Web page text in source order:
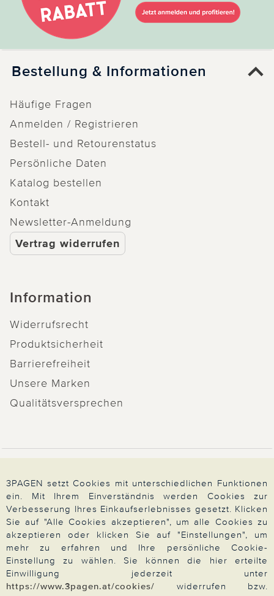
Bestellung & Informationen
Häufige Fragen
Anmelden / Registrieren
Bestell- und Retourenstatus
Persönliche Daten
Katalog bestellen
Kontakt
Newsletter-Anmeldung
Vertrag widerrufen
Information
Widerrufsrecht
Produktsicherheit
Barrierefreiheit
Unsere Marken
Qualitätsversprechen
Über 3PAGEN
Wir beraten Sie gern
3PAGEN setzt Cookies mit unterschiedlichen Funktionen
ein. Mit Ihrem Einverständnis werden Cookies zur
Verbesserung Ihres Einkaufserlebnisses gesetzt. Klicken
Sie auf "Alle Cookies akzeptieren", um alle Cookies zu
akzeptieren oder klicken Sie auf "Einstellungen", um
mehr zu erfahren und Ihre persönliche Cookie-
Einstellung zu wählen. Sie können die hier erteilte
Einwilligung jederzeit unter
https://www.3pagen.at/cookies/ widerrufen bzw.